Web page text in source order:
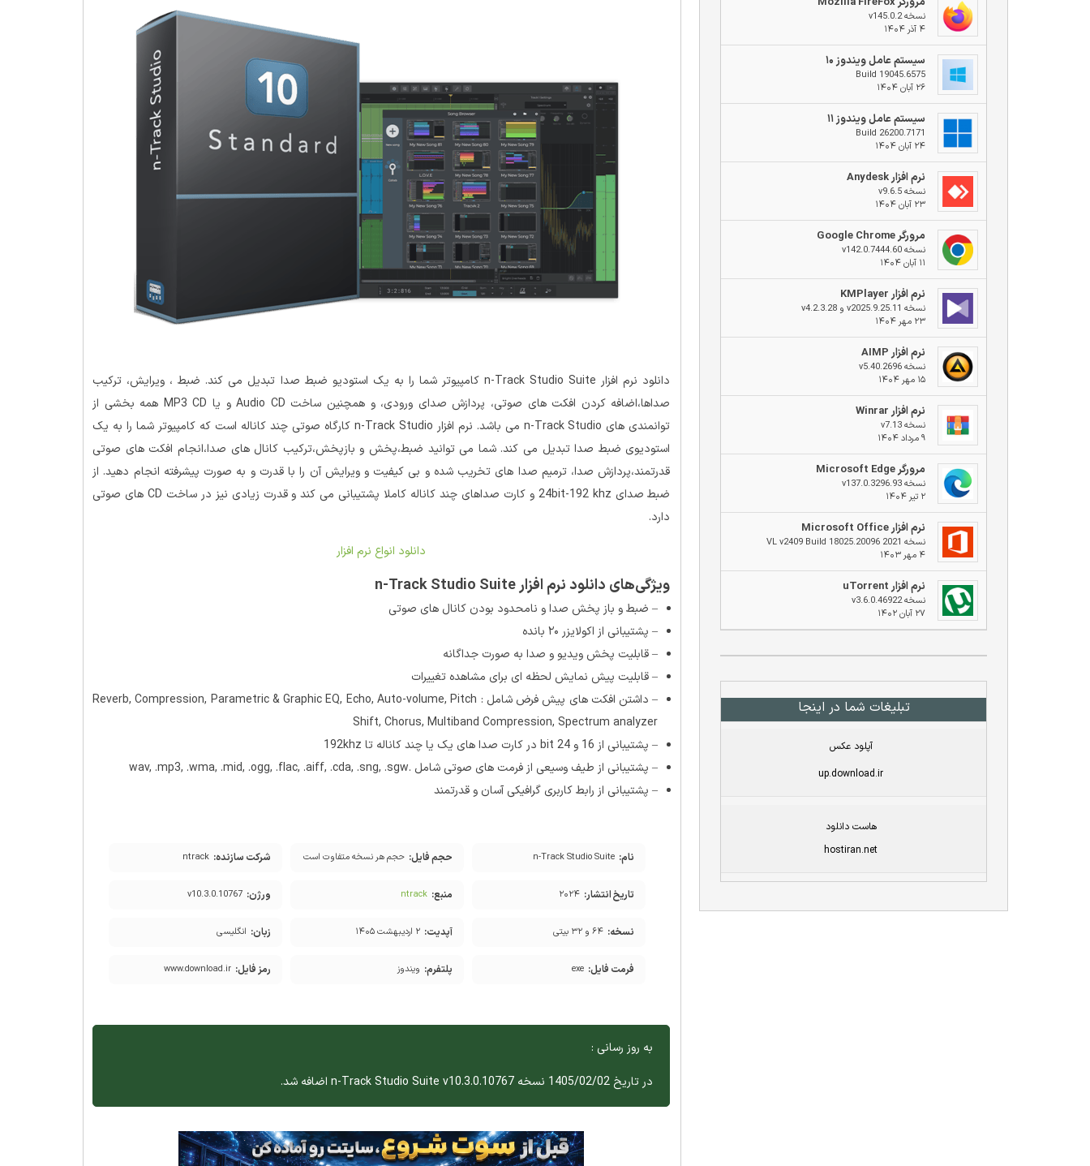
نسخه v145.0.2
۴ آذر ۱۴۰۴
سیستم عامل ویندوز ۱۰
Build 19045.6575
۲۶ آبان ۱۴۰۴
سیستم عامل ویندوز ۱۱
Build 26200.7171
۲۴ آبان ۱۴۰۴
نرم افزار Anydesk
نسخه v9.6.5
۲۳ آبان ۱۴۰۴
مرورگر Google Chrome
نسخه v142.0.7444.60
۱۱ آبان ۱۴۰۴
نرم افزار KMPlayer
نسخه v2025.9.25.11 و v4.2.3.28
۲۳ مهر ۱۴۰۴
نرم افزار AIMP
نسخه v5.40.2696
۱۵ مهر ۱۴۰۴
نرم افزار Winrar
نسخه v7.13
۹ مرداد ۱۴۰۴
مرورگر Microsoft Edge
نسخه v137.0.3296.93
۲ تیر ۱۴۰۴
نرم افزار Microsoft Office
نسخه 2021 VL v2409 Build 18025.20096
۴ مهر ۱۴۰۳
نرم افزار uTorrent
نسخه v3.6.0.46922
۲۷ آبان ۱۴۰۲
تبلیغات شما در اینجا
آپلود عکس
up.download.ir
هاست دانلود
hostiran.net
دانلود نرم افزار n-Track Studio Suite کامپیوتر شما را به یک استودیو ضبط صدا تبدیل می کند. ضبط ، ویرایش، ترکیب
صداها،اضافه کردن افکت های صوتی، پردازش صدای ورودی، و همچنین ساخت Audio CD و یا MP3 CD همه بخشی از
توانمندی های n-Track Studio می باشد. نرم افزار n-Track Studio کارگاه صوتی چند کاناله است که کامپیوتر شما را به یک
استودیوی ضبط صدا تبدیل می کند. شما می توانید ضبط،پخش و بازپخش،ترکیب کانال های صدا،انجام افکت های صوتی
قدرتمند،پردازش صدا، ترمیم صدا های تخریب شده و بی کیفیت و ویرایش آن را با قدرت و به صورت پیشرفته انجام دهید. از
ضبط صدای 24bit-192 khz و کارت صداهای چند کاناله کاملا پشتیبانی می کند و قدرت زیادی نیز در ساخت CD های صوتی
دارد.
دانلود انواع نرم افزار
ویژگی‌های دانلود نرم افزار n-Track Studio Suite
– ضبط و باز پخش صدا و نامحدود بودن کانال های صوتی
– پشتیبانی از اکولایزر ۲۰ بانده
– قابلیت پخش ویدیو و صدا به صورت جداگانه
– قابلیت پیش نمایش لحظه ای برای مشاهده تغییرات
– داشتن افکت های پیش فرض شامل : Reverb, Compression, Parametric & Graphic EQ, Echo, Auto-volume, Pitch
Shift, Chorus, Multiband Compression, Spectrum analyzer
– پشتیبانی از 16 و 24 bit در کارت صدا های یک یا چند کاناله تا 192khz
– پشتیبانی از طیف وسیعی از فرمت های صوتی شامل .wav, .mp3, .wma, .mid, .ogg, .flac, .aiff, .cda, .sng, .sgw
– پشتیبانی از رابط کاربری گرافیکی آسان و قدرتمند
نام: n-Track Studio Suite حجم فایل: حجم هر نسخه متفاوت است شرکت سازنده: ntrack
تاریخ انتشار: ۲۰۲۴ منبع: ntrack ورژن: v10.3.0.10767
نسخه: ۶۴ و ۳۲ بیتی آپدیت: ۲ اردیبهشت ۱۴۰۵ زبان: انگلیسی
فرمت فایل: exe پلتفرم: ویندوز رمز فایل: www.download.ir
به روز رسانی :
در تاریخ 1405/02/02 نسخه n-Track Studio Suite v10.3.0.10767 اضافه شد.